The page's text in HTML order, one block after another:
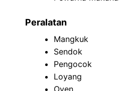
Peralatan
Mangkuk
Sendok
Pengocok
Loyang
Oven